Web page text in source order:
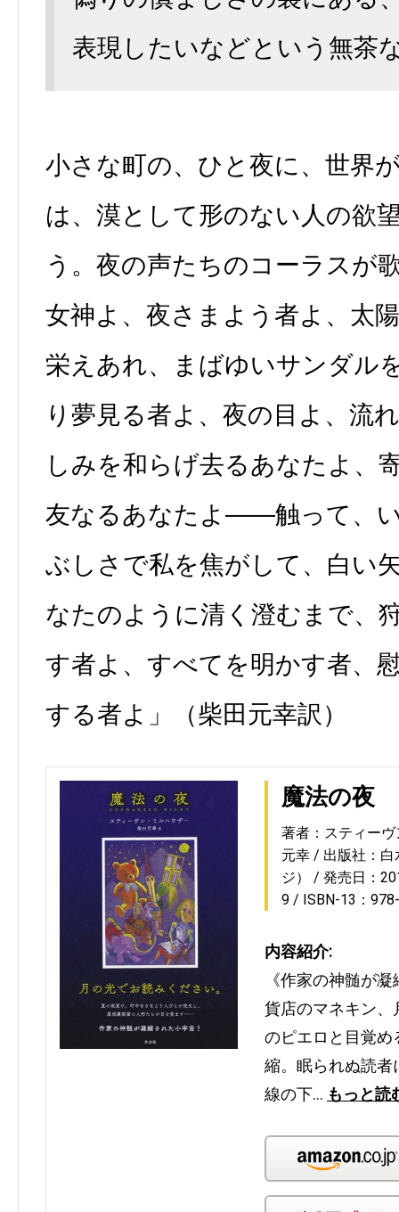
表現したいなどという無茶
小さな町の、ひと夜に、世界
は、漠として形のない人の欲
う。夜の声たちのコーラスが
女神よ、夜さまよう者よ、太
栄えあれ、まばゆいサンダ
り夢見る者よ、夜の目よ、流
しみを和らげ去るあなたよ、
友なるあなたよ――触って、
ぶしさで私を焦がして、白い
なたのように清く澄むまで、
す者よ、すべてを明かす者、
する者よ」（柴田元幸訳）
魔法の夜
著者：スティー
元幸
出版社：白
ジ）
発売日：
9
ISBN-13：
内容紹介:
《作家の神髄が
貨店のマネキン、
のピエロと目覚め
縮。眠られぬ読者
線の下… もっと読